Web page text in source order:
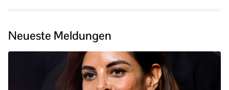
Neueste Meldungen